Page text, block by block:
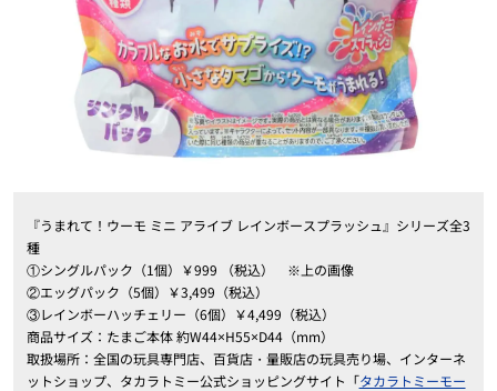
『うまれて！ウーモ ミニ アライブ レインボースプラッシュ』シリーズ全3
種
①シングルパック（1個）￥999 （税込） ※上の画像
②エッグパック（5個）￥3,499（税込）
③レインボーハッチェリー（6個）￥4,499（税込）
商品サイズ：たまご本体 約W44×H55×D44（mm）
取扱場所：全国の玩具専門店、百貨店・量販店の玩具売り場、インターネ
ットショップ、タカラトミー公式ショッピングサイト「タカラトミーモー